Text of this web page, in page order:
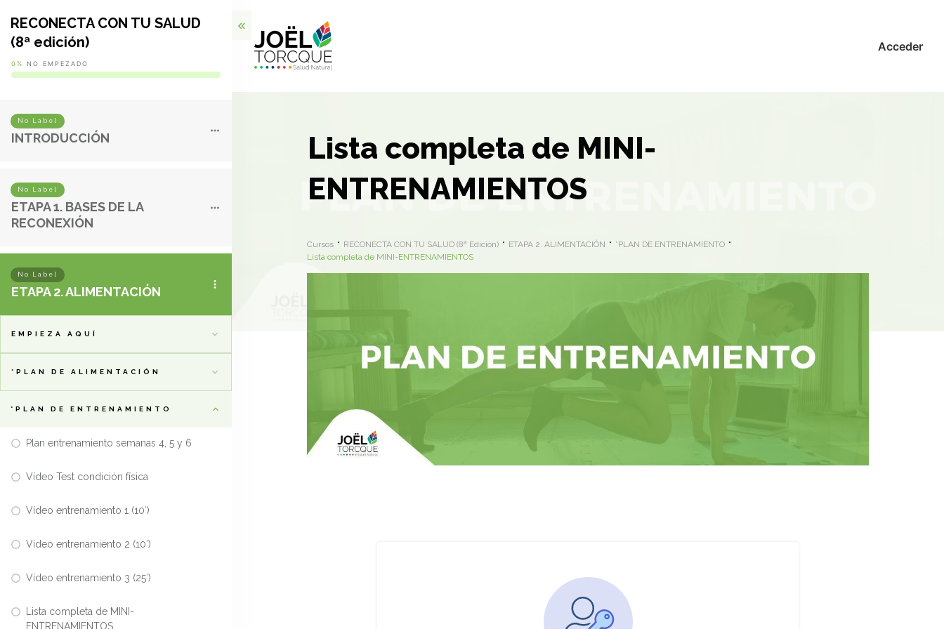
Acceder
Lista completa de MINI-
ENTRENAMIENTOS
Cursos RECONECTA CON TU SALUD (8ª Edición) ETAPA 2. ALIMENTACIÓN
*PLAN DE ENTRENAMIENTO
Lista completa de MINI-ENTRENAMIENTOS
RECONECTA CON TU SALUD
(8ª edición)
0% NO EMPEZADO
No Label
INTRODUCCIÓN
No Label
ETAPA 1. BASES DE LA
RECONEXIÓN
No Label
ETAPA 2. ALIMENTACIÓN
EMPIEZA AQUÍ
*PLAN DE ALIMENTACIÓN
*PLAN DE ENTRENAMIENTO
Plan entrenamiento semanas 4, 5 y 6
Vídeo Test condición física
Vídeo entrenamiento 1 (10′)
Vídeo entrenamiento 2 (10′)
Vídeo entrenamiento 3 (25′)
Lista completa de MINI-
ENTRENAMIENTOS